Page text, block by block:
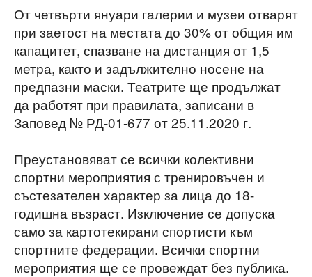
От четвърти януари галерии и музеи отварят
при заетост на местата до 30% от общия им
капацитет, спазване на дистанция от 1,5
метра, както и задължително носене на
предпазни маски. Театрите ще продължат
да работят при правилата, записани в
Заповед № РД-01-677 от 25.11.2020 г.
Преустановяват се всички колективни
спортни мероприятия с тренировъчен и
състезателен характер за лица до 18-
годишна възраст. Изключение се допуска
само за картотекирани спортисти към
спортните федерации. Всички спортни
мероприятия ще се провеждат без публика.